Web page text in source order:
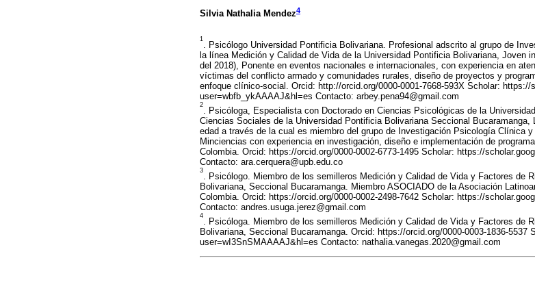
Silvia Nathalia Mendez4
1
. Psicólogo Universidad Pontificia Bolivariana. Profesional adscrito al grupo de
la línea Medición y Calidad de Vida de la Universidad Pontificia Bolivariana, Joven
del 2018), Ponente en eventos nacionales e internacionales, con experiencia en
víctimas del conflicto armado y comunidades rurales, diseño de proyectos y
enfoque clínico-social. Orcid: http://orcid.org/0000-0001-7668-593X Scholar: https://
user=wbfb_ykAAAAJ&hl=es Contacto: arbey.pena94@gmail.com
2
. Psicóloga, Especialista con Doctorado en Ciencias Psicológicas de la
Ciencias Sociales de la Universidad Pontificia Bolivariana Seccional
edad a través de la cual es miembro del grupo de Investigación Psicología Clínica
Minciencias con experiencia en investigación, diseño e implementación de
Colombia. Orcid: https://orcid.org/0000-0002-6773-1495 Scholar: https://
Contacto: ara.cerquera@upb.edu.co
3
. Psicólogo. Miembro de los semilleros Medición y Calidad de Vida y Factores de
Bolivariana, Seccional Bucaramanga. Miembro ASOCIADO de la Asociación
Colombia. Orcid: https://orcid.org/0000-0002-2498-7642 Scholar: https://
Contacto: andres.usuga.jerez@gmail.com
4
. Psicóloga. Miembro de los semilleros Medición y Calidad de Vida y Factores de
Bolivariana, Seccional Bucaramanga. Orcid: https://orcid.org/0000-0003-1836-
user=wI3SnSMAAAAJ&hl=es Contacto: nathalia.vanegas.2020@gmail.com